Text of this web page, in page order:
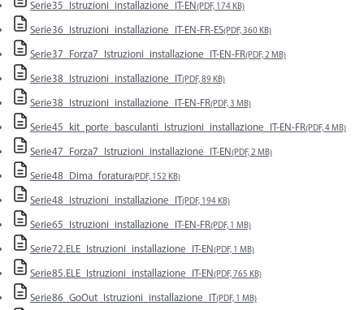
Serie35_Istruzioni_installazione_IT-EN(PDF, 174 KB)
Serie36_Istruzioni_installazione_IT-EN-FR-ES(PDF, 360 KB)
Serie37_Forza7_Istruzioni_installazione_IT-EN-FR(PDF, 2 MB)
Serie38_Istruzioni_installazione_IT(PDF, 89 KB)
Serie38_Istruzioni_installazione_IT-EN-FR(PDF, 3 MB)
Serie45_kit_porte_basculanti_Istruzioni_installazione_IT-EN-FR(PDF, 4 MB)
Serie47_Forza7_Istruzioni_installazione_IT-EN(PDF, 2 MB)
Serie48_Dima_foratura(PDF, 152 KB)
Serie48_Istruzioni_installazione_IT(PDF, 194 KB)
Serie65_Istruzioni_installazione_IT-EN-FR(PDF, 1 MB)
Serie72.ELE_Istruzioni_installazione_IT-EN(PDF, 1 MB)
Serie85.ELE_Istruzioni_installazione_IT-EN(PDF, 765 KB)
Serie86_GoOut_Istruzioni_installazione_IT(PDF, 1 MB)